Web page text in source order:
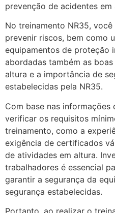
prevenção de acidentes em
No treinamento NR35,
prevenir riscos, bem como
equipamentos de proteção
abordadas também as
altura e a importância de
estabelecidas pela NR35.
Com base nas informações
verificar os requisitos
treinamento, como a
exigência de certificados
de atividades em altura.
trabalhadores é essencial
garantir a segurança da
segurança estabelecidas.